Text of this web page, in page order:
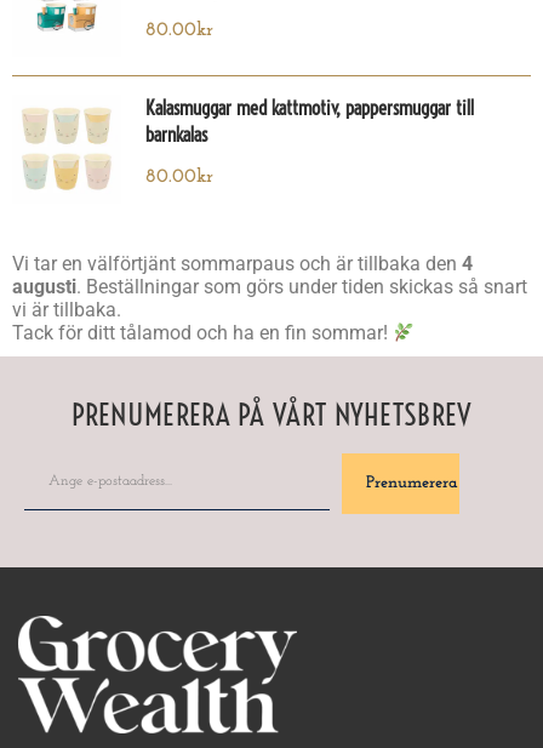
80.00kr
Kalasmuggar med kattmotiv, pappersmuggar till
barnkalas
80.00kr
Vi tar en välförtjänt sommarpaus och är tillbaka den 4
augusti. Beställningar som görs under tiden skickas så snart
vi är tillbaka.
Tack för ditt tålamod och ha en fin sommar!
PRENUMERERA PÅ VÅRT NYHETSBREV